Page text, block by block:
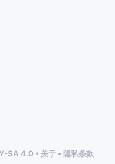
SA 4.0 • 关于 • 隐私条款